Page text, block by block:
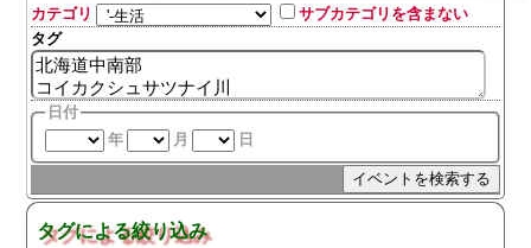
カテゴリ
サブカテゴリを含まない
タグ
日付
年
月 日
タグによる絞り込み